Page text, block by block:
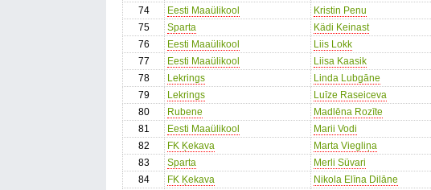
74
Eesti Maaülikool Kristin Penu
75
Sparta Kädi Keinast
76
Eesti Maaülikool Liis Lokk
77
Eesti Maaülikool Liisa Kaasik
78
Lekrings Linda Lubgāne
79
Lekrings Luīze Raseiceva
80
Rubene Madlēna Rozīte
81
Eesti Maaülikool Marii Vodi
82
FK Ķekava Marta Viegliņa
83
Sparta Merli Süvari
84
FK Ķekava Nikola Elīna Dilāne